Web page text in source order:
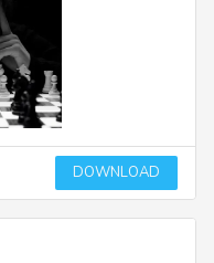
DOWNLOAD